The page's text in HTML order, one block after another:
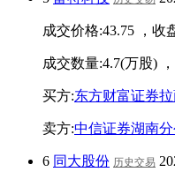
成交价格:43.75 ，收
成交数量:4.7(万股)
买方:东方财富证券
卖方:中信证券湖南分
6 同大股份 历史交易